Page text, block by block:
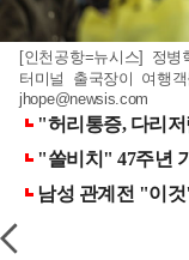
[인천공항=뉴시스] 정
터미널 출국장이 여행
jhope@newsis.com